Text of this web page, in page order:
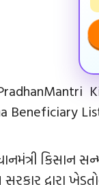
Beneficiary
દ્વારા